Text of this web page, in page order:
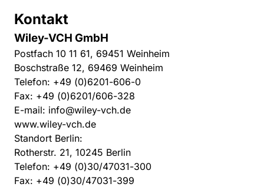
Kontakt
Wiley-VCH GmbH
Postfach 10 11 61, 69451 Weinheim
Boschstraße 12, 69469 Weinheim
Telefon: +49 (0)6201-606-0
Fax: +49 (0)6201/606-328
E-mail: info@wiley-vch.de
www.wiley-vch.de
Standort Berlin:
Rotherstr. 21, 10245 Berlin
Telefon: +49 (0)30/47031-300
Fax: +49 (0)30/47031-399